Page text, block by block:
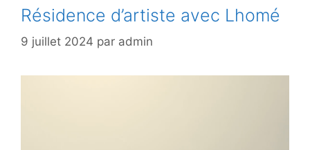
Résidence d’artiste avec Lhomé
9 juillet 2024 par admin